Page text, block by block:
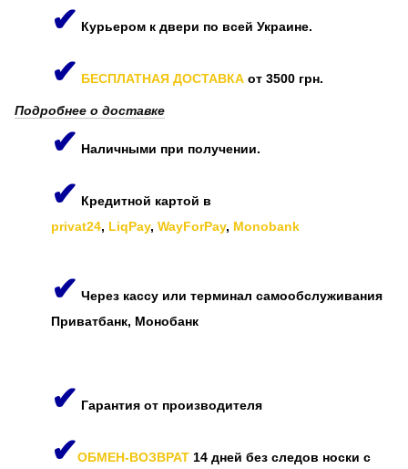
✔ Курьером к двери по всей Украине.
✔ БЕСПЛАТНАЯ ДОСТАВКА от 3500 грн.
Подробнее о доставке
✔ Наличными при получении.
✔ Кредитной картой в
privat24, LiqPay, WayForPay, Monobank
✔ Через кассу или терминал самообслуживания
Приватбанк, Монобанк
✔ Гарантия от производителя
✔ОБМЕН-ВОЗВРАТ 14 дней без следов носки с